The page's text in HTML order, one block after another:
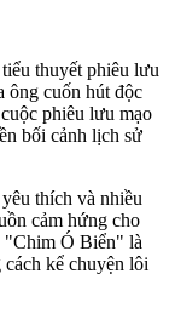
thuyết phiêu lưu
ông cuốn hút độc
phiêu lưu mạo
bối cảnh lịch sử
thích và nhiều
cảm hứng cho
"Chim Ó Biển" là
kể chuyện lôi